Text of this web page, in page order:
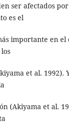
ser afectados
es el
importante en
et al.
(Akiyama et al.